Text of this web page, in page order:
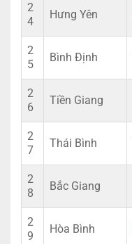
2
4
Hưng Yên
2
5
Bình Định
2
6
Tiền Giang
2
7
Thái Bình
2
8
Bắc Giang
2
9
Hòa Bình